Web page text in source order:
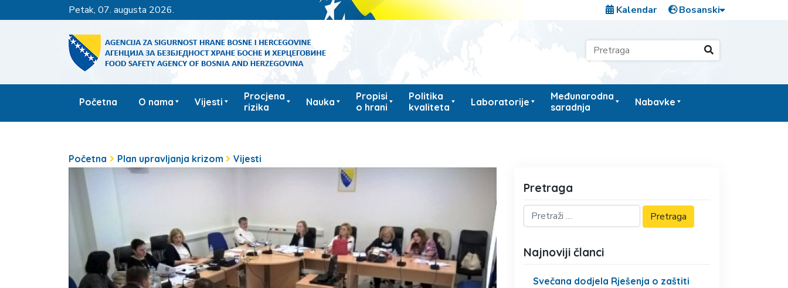
petak, 07. augusta 2026. Kalendar
Početna O nama Vijesti
Procjena
rizika
Nauka
Propisi
o hrani
Politika
kvaliteta
Laboratorije
Međunarodna
saradnja
Nabavke
Početna Plan upravljanja krizom Vijesti
Pretraga
Najnoviji članci
Svečana dodjela Rješenja o zaštiti